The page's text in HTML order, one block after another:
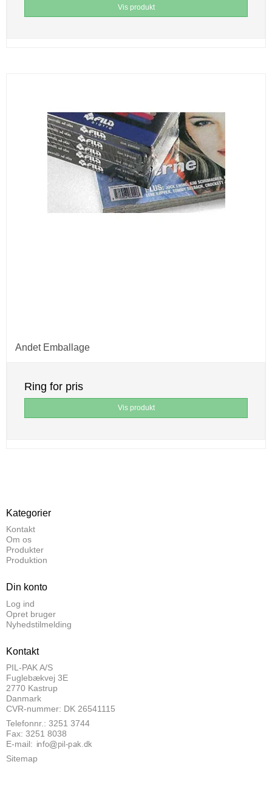
Vis produkt
Andet Emballage
Ring for pris
Vis produkt
Kategorier
Kontakt
Om os
Produkter
Produktion
Din konto
Log ind
Opret bruger
Nyhedstilmelding
Kontakt
PIL-PAK A/S
Fuglebækvej 3E
2770 Kastrup
Danmark
CVR-nummer: DK 26541115
Telefonnr.: 3251 3744
Fax: 3251 8038
E-mail:
Sitemap